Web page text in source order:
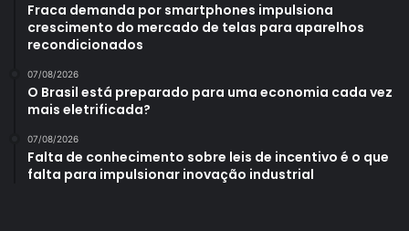
Fraca demanda por smartphones impulsiona
crescimento do mercado de telas para aparelhos
recondicionados
07/08/2026
O Brasil está preparado para uma economia cada vez
mais eletrificada?
07/08/2026
Falta de conhecimento sobre leis de incentivo é o que
falta para impulsionar inovação industrial